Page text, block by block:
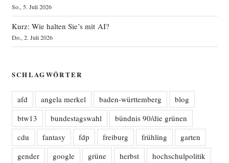
So., 5. Juli 2026
Kurz: Wie halten Sie’s mit AI?
Do., 2. Juli 2026
SCHLAGWÖRTER
afd angela merkel baden-württemberg
blog
btw13
bundestagswahl
bündnis 90/die grünen
cdu
fantasy fdp freiburg frühling
garten
gender
google grüne herbst
hochschulpolitik